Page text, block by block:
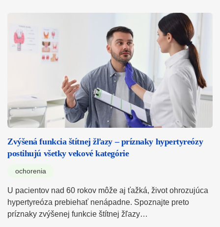
Zvýšená funkcia štítnej žľazy – príznaky hypertyreózy
postihujú všetky vekové kategórie
ochorenia
U pacientov nad 60 rokov môže aj ťažká, život ohrozujúca
hypertyreóza prebiehať nenápadne. Spoznajte preto
príznaky zvýšenej funkcie štítnej žľazy…